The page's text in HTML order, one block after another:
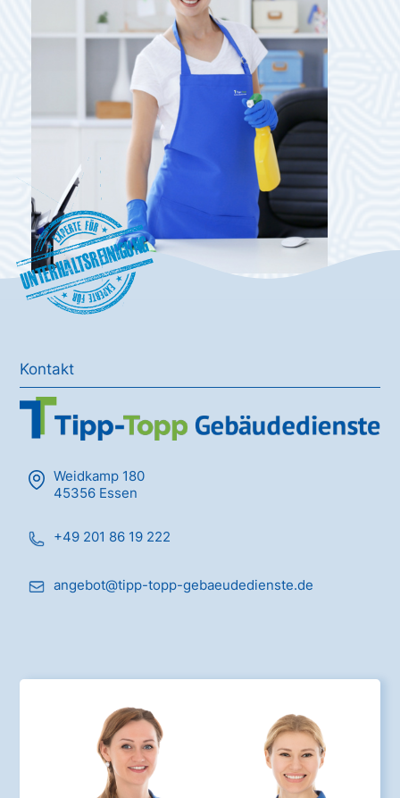
Unterhaltsreinigung
Kontakt
Weidkamp 180
45356 Essen
+49 201 86 19 222
angebot@tipp-topp-gebaeudedienste.de